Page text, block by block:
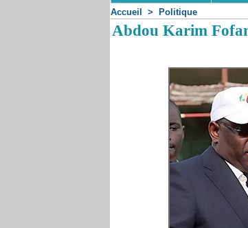
Accueil > Politique
Abdou Karim